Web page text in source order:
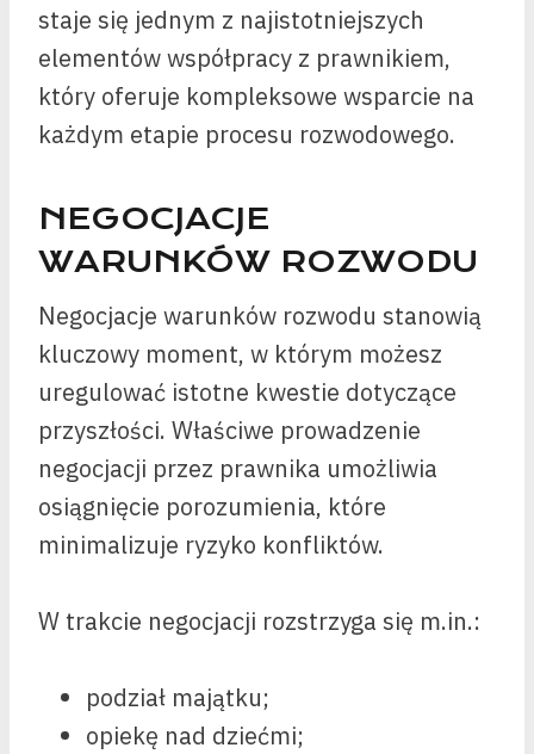
staje się jednym z najistotniejszych
elementów współpracy z prawnikiem,
który oferuje kompleksowe wsparcie na
każdym etapie procesu rozwodowego.
NEGOCJACJE
WARUNKÓW ROZWODU
Negocjacje warunków rozwodu stanowią
kluczowy moment, w którym możesz
uregulować istotne kwestie dotyczące
przyszłości. Właściwe prowadzenie
negocjacji przez prawnika umożliwia
osiągnięcie porozumienia, które
minimalizuje ryzyko konfliktów.
W trakcie negocjacji rozstrzyga się m.in.:
podział majątku;
opiekę nad dziećmi;